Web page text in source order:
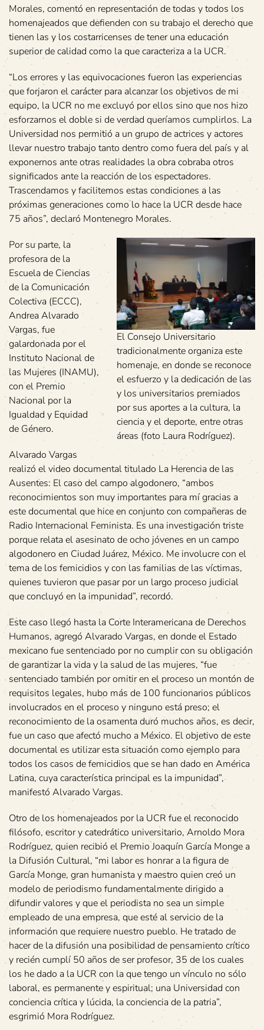
Morales, comentó en representación de todas y todos los
homenajeados que defienden con su trabajo el derecho que
tienen las y los costarricenses de tener una educación
superior de calidad como la que caracteriza a la UCR.
“Los errores y las equivocaciones fueron las experiencias
que forjaron el carácter para alcanzar los objetivos de mi
equipo, la UCR no me excluyó por ellos sino que nos hizo
esforzarnos el doble si de verdad queríamos cumplirlos. La
Universidad nos permitió a un grupo de actrices y actores
llevar nuestro trabajo tanto dentro como fuera del país y al
exponernos ante otras realidades la obra cobraba otros
significados ante la reacción de los espectadores.
Trascendamos y facilitemos estas condiciones a las
próximas generaciones como lo hace la UCR desde hace
75 años”, declaró Montenegro Morales.
El Consejo Universitario
tradicionalmente organiza este
homenaje, en donde se reconoce
el esfuerzo y la dedicación de las
y los universitarios premiados
por sus aportes a la cultura, la
ciencia y el deporte, entre otras
áreas (foto Laura Rodríguez).
Por su parte, la
profesora de la
Escuela de Ciencias
de la Comunicación
Colectiva (ECCC),
Andrea Alvarado
Vargas, fue
galardonada por el
Instituto Nacional de
las Mujeres (INAMU),
con el Premio
Nacional por la
Igualdad y Equidad
de Género.
Alvarado Vargas
realizó el video documental titulado La Herencia de las
Ausentes: El caso del campo algodonero, “ambos
reconocimientos son muy importantes para mí gracias a
este documental que hice en conjunto con compañeras de
Radio Internacional Feminista. Es una investigación triste
porque relata el asesinato de ocho jóvenes en un campo
algodonero en Ciudad Juárez, México. Me involucre con el
tema de los femicidios y con las familias de las víctimas,
quienes tuvieron que pasar por un largo proceso judicial
que concluyó en la impunidad”, recordó.
Este caso llegó hasta la Corte Interamericana de Derechos
Humanos, agregó Alvarado Vargas, en donde el Estado
mexicano fue sentenciado por no cumplir con su obligación
de garantizar la vida y la salud de las mujeres, “fue
sentenciado también por omitir en el proceso un montón de
requisitos legales, hubo más de 100 funcionarios públicos
involucrados en el proceso y ninguno está preso; el
reconocimiento de la osamenta duró muchos años, es decir,
fue un caso que afectó mucho a México. El objetivo de este
documental es utilizar esta situación como ejemplo para
todos los casos de femicidios que se han dado en América
Latina, cuya característica principal es la impunidad”,
manifestó Alvarado Vargas.
Otro de los homenajeados por la UCR fue el reconocido
filósofo, escritor y catedrático universitario, Arnoldo Mora
Rodríguez, quien recibió el Premio Joaquín García Monge a
la Difusión Cultural, “mi labor es honrar a la figura de
García Monge, gran humanista y maestro quien creó un
modelo de periodismo fundamentalmente dirigido a
difundir valores y que el periodista no sea un simple
empleado de una empresa, que esté al servicio de la
información que requiere nuestro pueblo. He tratado de
hacer de la difusión una posibilidad de pensamiento crítico
y recién cumplí 50 años de ser profesor, 35 de los cuales
los he dado a la UCR con la que tengo un vínculo no sólo
laboral, es permanente y espiritual; una Universidad con
conciencia crítica y lúcida, la conciencia de la patria”,
esgrimió Mora Rodríguez.